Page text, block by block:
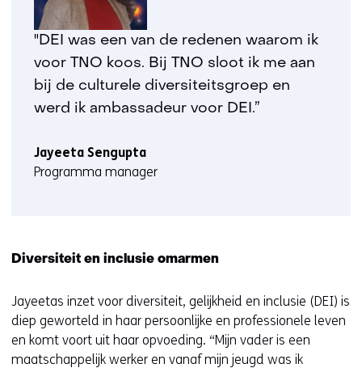
"DEI was een van de redenen waarom ik
voor TNO koos. Bij TNO sloot ik me aan
bij de culturele diversiteitsgroep en
werd ik ambassadeur voor DEI.”
Jayeeta Sengupta
Programma manager
Diversiteit en inclusie omarmen
Jayeetas inzet voor diversiteit, gelijkheid en inclusie (DEI) is
diep geworteld in haar persoonlijke en professionele leven
en komt voort uit haar opvoeding. “Mijn vader is een
maatschappelijk werker en vanaf mijn jeugd was ik